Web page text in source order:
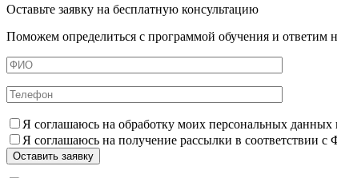
Оставьте заявку на бесплатную консультацию
Поможем определиться с программой обучения и ответим
Я соглашаюсь на обработку моих персональных
Я соглашаюсь на получение рассылки в соответствии